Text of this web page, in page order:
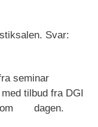
Svar:
seminar
tilbud fra DGI
om dagen.